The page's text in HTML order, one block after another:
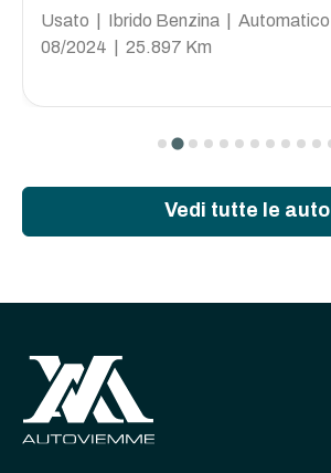
Usato | Ibrido Benzina | Automatico
08/2024 | 25.897 Km
Vedi tutte le auto